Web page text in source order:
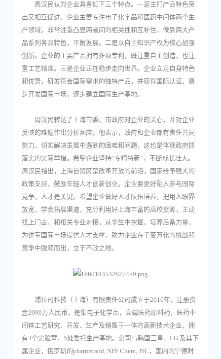
周汉民认为企业具备如下三个特点。一是主打产品特色突
出又相互促进。企业主要专注电子化学品和医药中间体两个生
产领域，非常注重凸显两者间的相关性和互补性，做到两大产
品系列各具特色，平衡发展。二是以自主知识产权为核心加强
创新。企业的主要产品拥有多项专利，既注重自主创造，也注
重工艺精准。三是企业正在稳步走向世界。企业立足自身特色
和优势，研发符合国际需求的独特产品，并获得国际认证，稳
步开发国际市场，逐步建立国际生产基地。
周汉民转达了上海市委、市政府对企业的关心，并对企业
反映的难题作出分析回应。他表示，政府和企业都有责任共同
努力，切实解决发展中遇到的困难和问题，这也是体现政府抓
落实的实际举措。希望企业坚持“专精特新”，不断成长壮大。
周汉民指出，上海自贸区是改革开放的前沿，国家给予强大的
政策支持，鼓励年轻人才创新创业。企业要更好融入参与国际
竞争，人才是关键。希望企业做好人才队伍培养，把用人眼界
放宽，学会拓展渠道，充分利用好上海丰富的高校资源，主动
找上门去，和相关专业对接，从学生中挖掘、培养后备力量，
为进军国际市场提供人才支撑，助力企业在千变万化的挑战和
竞争中脱颖而出，立于不败之地。
浦拉司科技（上海）有限责任公司成立于2016年，注册资
金2000万人民币，是集电子化学品，高端医药原料药，医药中
间体工艺研究、开发、生产及销售于一体的高新技术企业，拥
有3个实验室，5处委托生产基地。公司与韩国三星，LG 及其下
属企业，俄罗斯的pharmstand, NPF Chem, JSC，国内的宁德时